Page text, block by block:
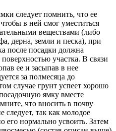
следует помнить, что ее
в ней смог уместиться
веществами (либо
дерна, земли и песка), при
после посадки должна
участка. В связи
ее и засыпав в нее
за полмесяца до
случае грунт успеет хорошо
ямку вместе
что вносить в почву
следует, так как молодое
его нормально усвоить. Затем